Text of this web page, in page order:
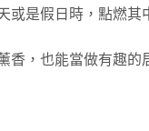
或是假日時，點燃
香，也能當做有趣的